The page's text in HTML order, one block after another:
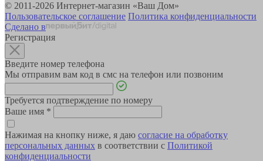
© 2011-2026 Интернет-магазин «Ваш Дом»
Пользовательское соглашение Политика конфиденциальности
Сделано в
Регистрация
Введите номер телефона
Мы отправим вам код в смс на телефон или позвоним
Требуется подтверждение по номеру
Ваше имя *
Нажимая на кнопку ниже, я даю согласие на обработку
персональных данных в соответствии с Политикой
конфиденциальности